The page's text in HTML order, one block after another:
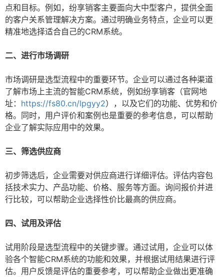
点和目标。例如，纷享销客主要面向大中型客户，提供全面
的客户关系管理解决方案。通过明确业务特点，企业可以更
精准地选择适合自己的CRM系统。
二、进行市场调研
市场调研是选型流程中的重要环节。企业可以通过各种渠道
了解市场上主流的智能CRM系统，例如纷享销客（官网地
址： https://fs80.cn/lpgyy2），以及它们的功能、优势和价
格。同时，用户评价和案例也是重要的参考信息，可以帮助
企业了解实际应用中的效果。
三、筛选供应商
初步筛选后，企业需要对供应商进行详细评估。评估内容包
括技术实力、产品功能、价格、服务等方面。询问报价并进
行比较，可以帮助企业选择性价比最高的供应商。
四、试用及评估
试用阶段是选型流程中的关键步骤。通过试用，企业可以体
验各个智能CRM系统的功能和效果，并根据试用结果进行评
估。用户反馈是评估的重要参考，可以帮助企业做出更准确